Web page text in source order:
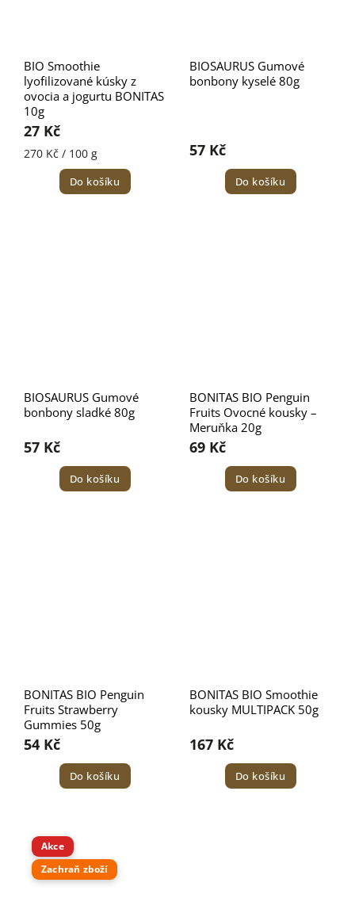
BIO Smoothie
lyofilizované kúsky z
ovocia a jogurtu BONITAS
10g
27 Kč
270 Kč / 100 g
Do košíku
BIOSAURUS Gumové
bonbony kyselé 80g
57 Kč
Do košíku
BIOSAURUS Gumové
bonbony sladké 80g
57 Kč
Do košíku
BONITAS BIO Penguin
Fruits Ovocné kousky –
Meruňka 20g
69 Kč
Do košíku
BONITAS BIO Penguin
Fruits Strawberry
Gummies 50g
54 Kč
Do košíku
BONITAS BIO Smoothie
kousky MULTIPACK 50g
167 Kč
Do košíku
Akce
Zachraň zboží